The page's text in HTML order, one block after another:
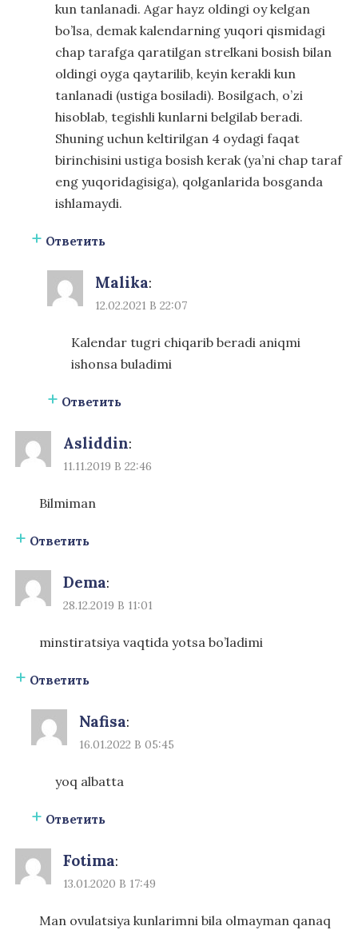
kun tanlanadi. Agar hayz oldingi oy kelgan
bo’lsa, demak kalendarning yuqori qismidagi
chap tarafga qaratilgan strelkani bosish bilan
oldingi oyga qaytarilib, keyin kerakli kun
tanlanadi (ustiga bosiladi). Bosilgach, o’zi
hisoblab, tegishli kunlarni belgilab beradi.
Shuning uchun keltirilgan 4 oydagi faqat
birinchisini ustiga bosish kerak (ya’ni chap taraf
eng yuqoridagisiga), qolganlarida bosganda
ishlamaydi.
Ответить
Malika:
12.02.2021 В 22:07
Kalendar tugri chiqarib beradi aniqmi
ishonsa buladimi
Ответить
Asliddin:
11.11.2019 В 22:46
Bilmiman
Ответить
Dema:
28.12.2019 В 11:01
minstiratsiya vaqtida yotsa bo’ladimi
Ответить
Nafisa:
16.01.2022 В 05:45
yoq albatta
Ответить
Fotima:
13.01.2020 В 17:49
Man ovulatsiya kunlarimni bila olmayman qanaq